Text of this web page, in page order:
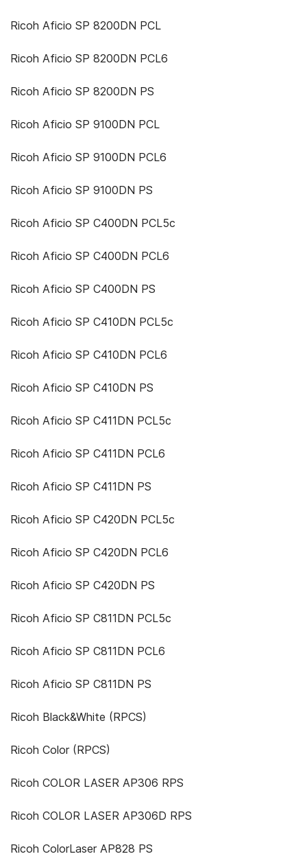
Ricoh Aficio SP 8200DN PCL
Ricoh Aficio SP 8200DN PCL6
Ricoh Aficio SP 8200DN PS
Ricoh Aficio SP 9100DN PCL
Ricoh Aficio SP 9100DN PCL6
Ricoh Aficio SP 9100DN PS
Ricoh Aficio SP C400DN PCL5c
Ricoh Aficio SP C400DN PCL6
Ricoh Aficio SP C400DN PS
Ricoh Aficio SP C410DN PCL5c
Ricoh Aficio SP C410DN PCL6
Ricoh Aficio SP C410DN PS
Ricoh Aficio SP C411DN PCL5c
Ricoh Aficio SP C411DN PCL6
Ricoh Aficio SP C411DN PS
Ricoh Aficio SP C420DN PCL5c
Ricoh Aficio SP C420DN PCL6
Ricoh Aficio SP C420DN PS
Ricoh Aficio SP C811DN PCL5c
Ricoh Aficio SP C811DN PCL6
Ricoh Aficio SP C811DN PS
Ricoh Black&White (RPCS)
Ricoh Color (RPCS)
Ricoh COLOR LASER AP306 RPS
Ricoh COLOR LASER AP306D RPS
Ricoh ColorLaser AP828 PS